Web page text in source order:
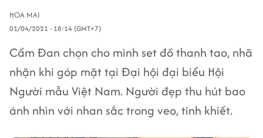
HOA MAI
01/04/2021 - 18:14 (GMT+7)
Cẩm Đan chọn cho mình set đồ thanh tao, nhã
nhặn khi góp mặt tại Đại hội đại biểu Hội
Người mẫu Việt Nam. Người đẹp thu hút bao
ánh nhìn với nhan sắc trong veo, tinh khiết.